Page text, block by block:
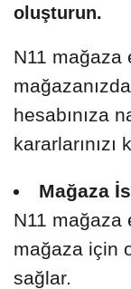
oluşturun.
N11 mağaza
hesabınıza
Mağaza
N11 mağaza
mağaza için
sağlar.